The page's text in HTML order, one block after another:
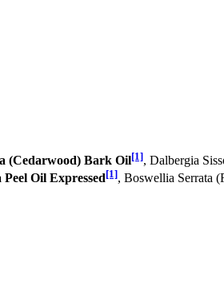
(Cedarwood) Bark Oil[1], Dalbergia
Oil Expressed[1], Boswellia Serrata